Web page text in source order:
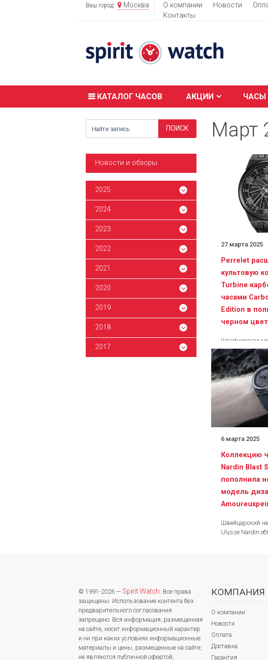
Ваш город: Москва О компании Новости
Контакты
КАТАЛОГ ЧАСОВ АКЦИИ ЧАСЫ
Новости и обзоры
2025
2024
2023
2022
2021
2020
2019
2018
2017
Март
27 марта 2025
Perrelet
культовую
Turbine
часами
Edition в
черном
Швейцарская
Perrelet ,
часами с
циферблатами,
расширила
коллекцию
6 марта 2025
Коллекцию
Nardin Blast
пополнила
модель
Швейцарский
Ulysse Nardin
© 1991-2026 — Spirit.Watch . Все права
защищены. Использование контента без
предварительного согласования
запрещено. Вся информация, размещенная
на сайте, носит информационный характер
и ни при каких условиях информационные
материалы и цены, размещенные на сайте,
не являются публичной офертой,
КОМПАНИЯ
О компании
Новости
Оплата
Доставка
Гарантия